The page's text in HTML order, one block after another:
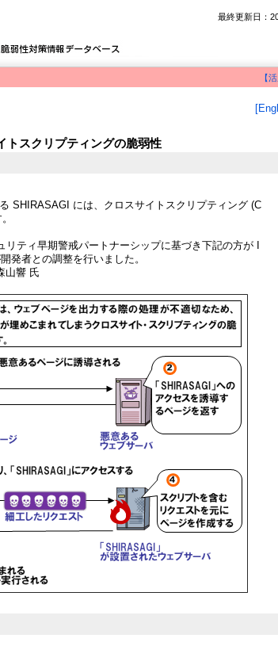
最終更新日：
【
トスクリプティングの脆弱性
SHIRASAGI には、クロスサイトスクリプティング (C
リティ早期警戒パートナーシップに基づき下記の方が I
発者との調整を行いました。
山響 氏